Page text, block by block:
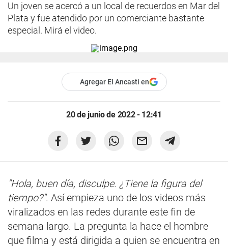
Un joven se acercó a un local de recuerdos en Mar del
Plata y fue atendido por un comerciante bastante
especial. Mirá el video.
Agregar El Ancasti en
20 de junio de 2022 - 12:41
"Hola, buen día, disculpe. ¿Tiene la figura del
tiempo?". Así empieza uno de los videos más
viralizados en las redes durante este fin de
semana largo. La pregunta la hace el hombre
que filma y está dirigida a quien se encuentra en